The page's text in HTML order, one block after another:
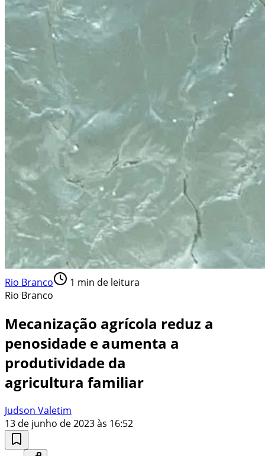
Rio Branco 1 min de leitura
Rio Branco
Mecanização agrícola reduz a
penosidade e aumenta a
produtividade da
agricultura familiar
Judson Valetim
13 de junho de 2023 às 16:52